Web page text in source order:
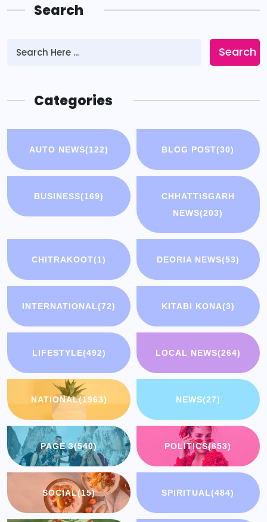
Search
Search
Categories
AUTO NEWS(122) BLOG POST(30)
BUSINESS(169)
CHHATTISGARH
NEWS(203)
CHITRAKOOT(1) DEORIA NEWS(53)
INTERNATIONAL(72) KITABI KONA(3)
LIFESTYLE(492) LOCAL NEWS(264)
NATIONAL(1963) NEWS(27)
PAGE 3(540) POLITICS(653)
SOCIAL(15) SPIRITUAL(484)